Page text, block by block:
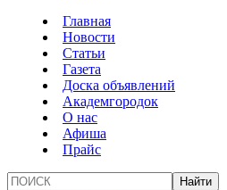
Главная
Новости
Статьи
Газета
Доска объявлений
Академгородок
О нас
Афиша
Прайс